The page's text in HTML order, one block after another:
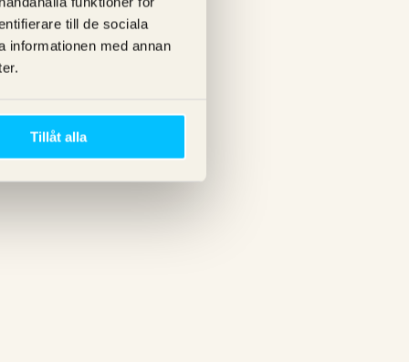
till de sociala
informationen med annan
Tillåt alla